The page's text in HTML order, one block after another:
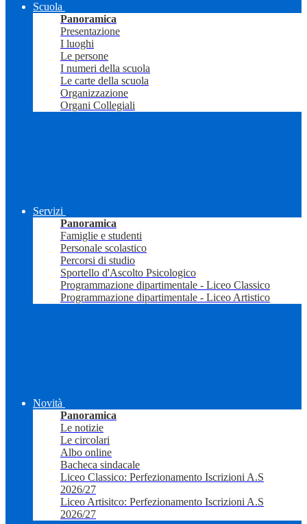
Scuola
Panoramica
Presentazione
I luoghi
Le persone
I numeri della scuola
Le carte della scuola
Organizzazione
Organi Collegiali
Servizi
Panoramica
Famiglie e studenti
Personale scolastico
Percorsi di studio
Sportello d'Ascolto Psicologico
Programmazione dipartimentale - Liceo Classico
Programmazione dipartimentale - Liceo Artistico
Novità
Panoramica
Le notizie
Le circolari
Albo online
Bacheca sindacale
Liceo Classico: Perfezionamento Iscrizioni A.S
2026/27
Liceo Artisitco: Perfezionamento Iscrizioni A.S
2026/27